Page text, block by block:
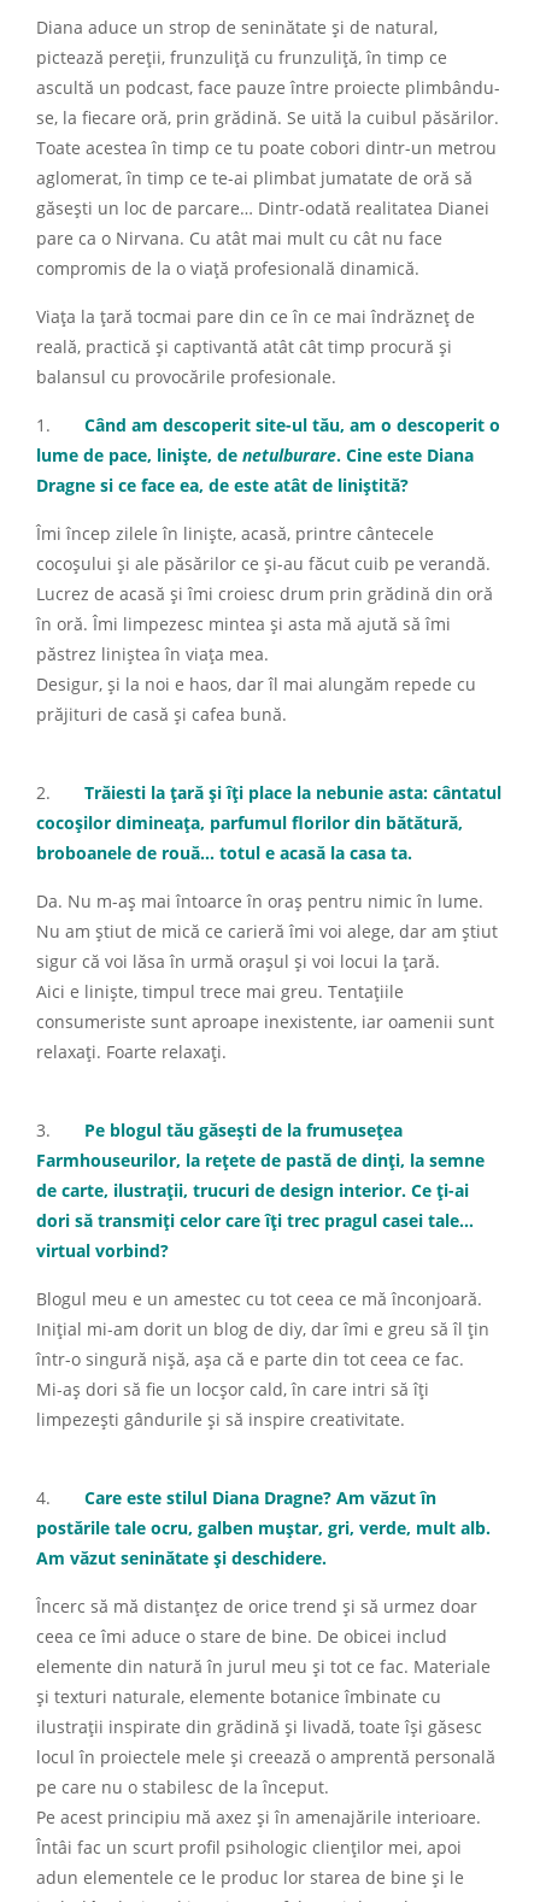
Diana aduce un strop de seninătate și de natural,
pictează pereții, frunzuliță cu frunzuliță, în timp ce
ascultă un podcast, face pauze între proiecte plimbându-
se, la fiecare oră, prin grădină. Se uită la cuibul păsărilor.
Toate acestea în timp ce tu poate cobori dintr-un metrou
aglomerat, în timp ce te-ai plimbat jumatate de oră să
găsești un loc de parcare… Dintr-odată realitatea Dianei
pare ca o Nirvana. Cu atât mai mult cu cât nu face
compromis de la o viață profesională dinamică.
Viața la țară tocmai pare din ce în ce mai îndrăzneț de
reală, practică și captivantă atât cât timp procură și
balansul cu provocările profesionale.
1.
Când am descoperit site-ul tău, am o descoperit o
lume de pace, liniște, de netulburare. Cine este Diana
Dragne si ce face ea, de este atât de liniștită?
Îmi încep zilele în liniște, acasă, printre cântecele
cocoșului și ale păsărilor ce și-au făcut cuib pe verandă.
Lucrez de acasă și îmi croiesc drum prin grădină din oră
în oră. Îmi limpezesc mintea și asta mă ajută să îmi
păstrez liniștea în viața mea.
Desigur, și la noi e haos, dar îl mai alungăm repede cu
prăjituri de casă și cafea bună.
2. Trăiesti la țară și îți place la nebunie asta: cântatul
cocoșilor dimineața, parfumul florilor din bătătură,
broboanele de rouă… totul e acasă la casa ta.
Da. Nu m-aș mai întoarce în oraș pentru nimic în lume.
Nu am știut de mică ce carieră îmi voi alege, dar am știut
sigur că voi lăsa în urmă orașul și voi locui la țară.
Aici e liniște, timpul trece mai greu. Tentațiile
consumeriste sunt aproape inexistente, iar oamenii sunt
relaxați. Foarte relaxați.
3. Pe blogul tău găsești de la frumusețea
Farmhouseurilor, la rețete de pastă de dinți, la semne
de carte, ilustrații, trucuri de design interior. Ce ți-ai
dori să transmiți celor care îți trec pragul casei tale…
virtual vorbind?
Blogul meu e un amestec cu tot ceea ce mă înconjoară.
Inițial mi-am dorit un blog de diy, dar îmi e greu să îl țin
într-o singură nișă, așa că e parte din tot ceea ce fac.
Mi-aș dori să fie un locșor cald, în care intri să îți
limpezești gândurile și să inspire creativitate.
4. Care este stilul Diana Dragne? Am văzut în
postările tale ocru, galben muștar, gri, verde, mult alb.
Am văzut seninătate și deschidere.
Încerc să mă distanțez de orice trend și să urmez doar
ceea ce îmi aduce o stare de bine. De obicei includ
elemente din natură în jurul meu și tot ce fac. Materiale
și texturi naturale, elemente botanice îmbinate cu
ilustrații inspirate din grădină și livadă, toate își găsesc
locul în proiectele mele și creează o amprentă personală
pe care nu o stabilesc de la început.
Pe acest principiu mă axez și în amenajările interioare.
Întâi fac un scurt profil psihologic clienților mei, apoi
adun elementele ce le produc lor starea de bine și le